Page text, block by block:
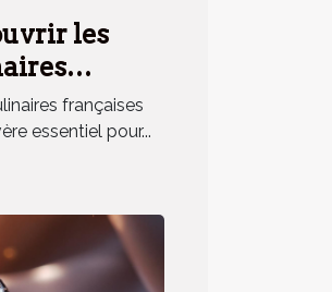
les
vosfrançaises
essentiel pour...